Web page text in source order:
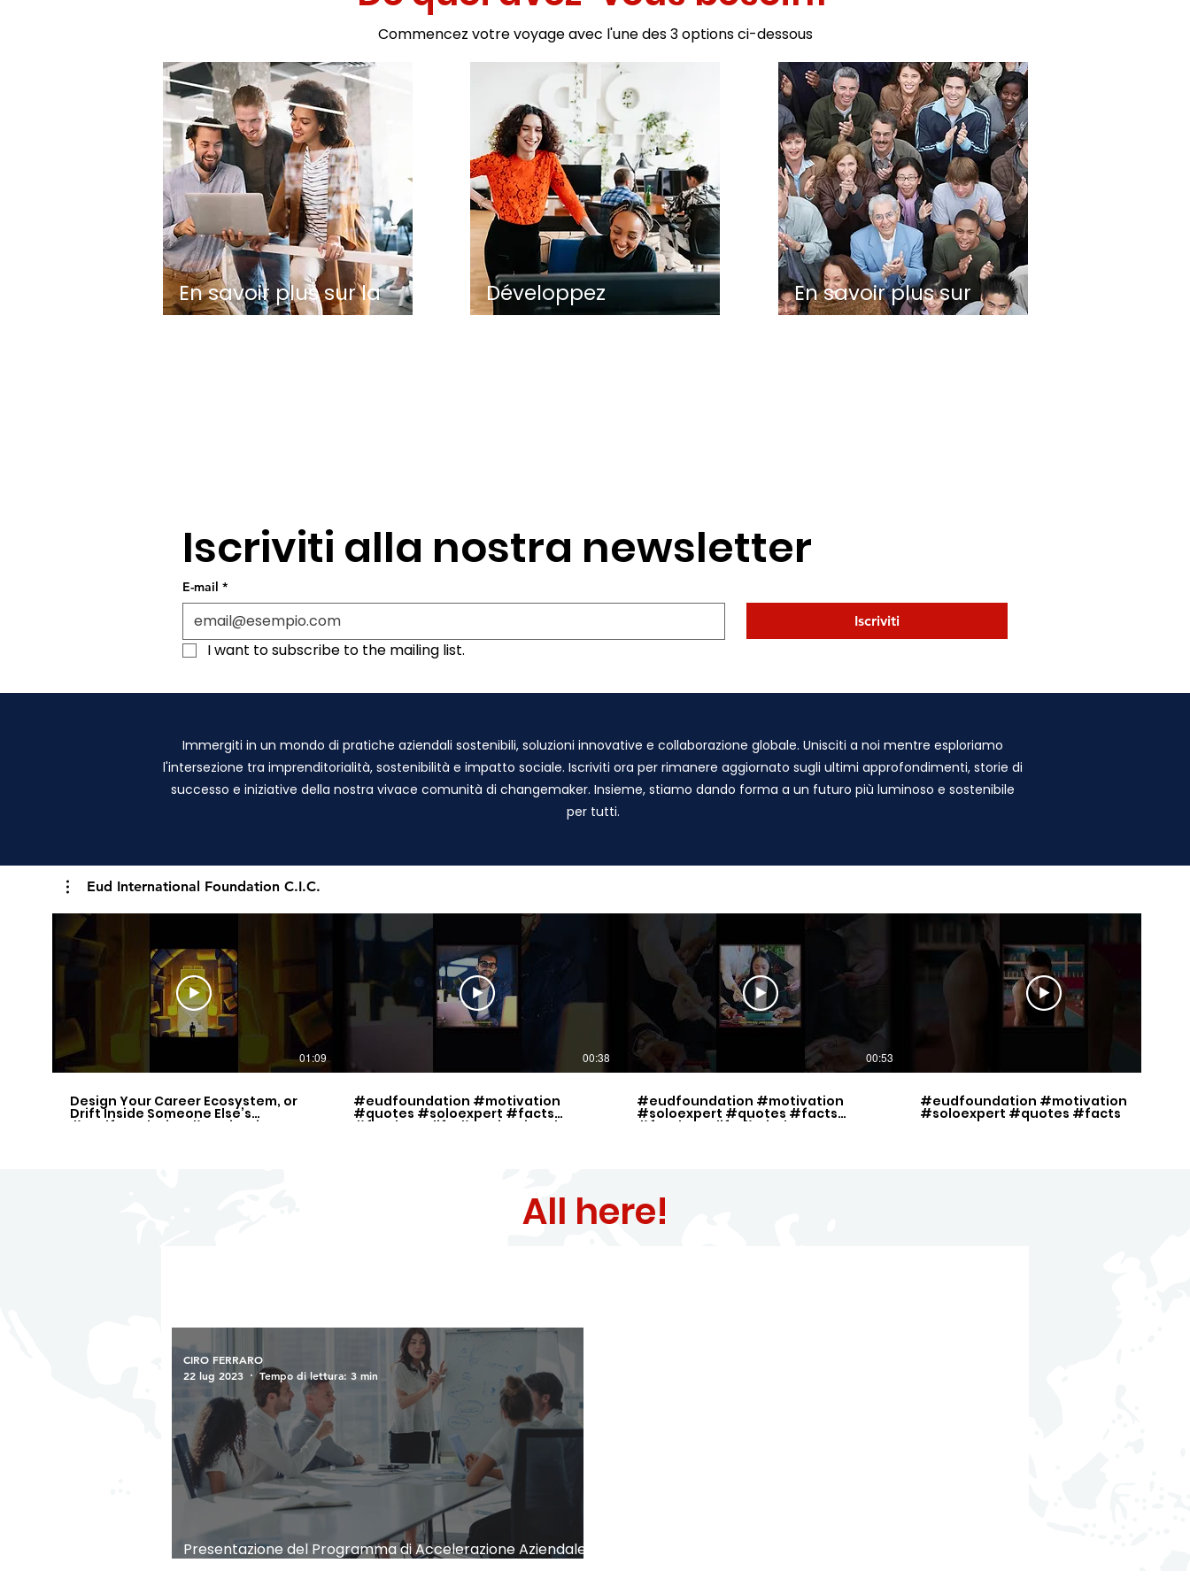
Commencez votre voyage avec l'une des 3 options ci-dessous
En savoir plus sur la
Fondation Eud
Développez
votre entreprise
En savoir plus sur
le capitalisme
Iscriviti alla nostra newsletter
E-mail *
Iscriviti
I want to subscribe to the mailing list.
Immergiti in un mondo di pratiche aziendali sostenibili, soluzioni innovative e collaborazione globale. Unisciti a noi mentre esploriamo
l'intersezione tra imprenditorialità, sostenibilità e impatto sociale. Iscriviti ora per rimanere aggiornato sugli ultimi approfondimenti, storie di
successo e iniziative della nostra vivace comunità di changemaker. Insieme, stiamo dando forma a un futuro più luminoso e sostenibile
per tutti.
Eud International Foundation C.I.C.
01:09
Design Your Career Ecosystem, or
Drift Inside Someone Else’s
#eudfoundation #motivation
00:38
#eudfoundation #motivation
#quotes #soloexpert #facts
#freelancelife #motivational
00:53
#eudfoundation #motivation
#soloexpert #quotes #facts
#freelancelife #mindset
#eudfoundation #motivation
#soloexpert #quotes #facts
All here!
Presentazione del Programma di Accelerazione Aziendale:
CIRO FERRARO
22 lug 2023
Tempo di lettura: 3 min